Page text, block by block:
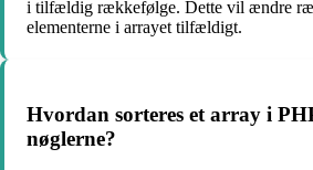
i tilfældig rækkefølge. Dette vil ændre
elementerne i arrayet tilfældigt.
Hvordan sorteres et array i
nøglerne?